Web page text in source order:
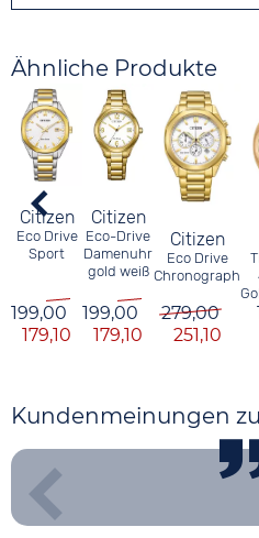
Ähnliche Produkte
Citizen
Eco Drive
Sport
199,00
179,10
Citizen
Eco-Drive
Damenuhr
gold weiß
199,00
179,10
Citizen
Eco Drive
Chronograph
279,00
251,10
Kundenmeinungen